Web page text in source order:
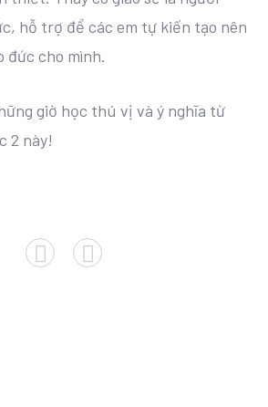
hỗ trợ để các em tự kiến tạo nên
đức cho mình.
giờ học thú vị và ý nghĩa từ
2 này!